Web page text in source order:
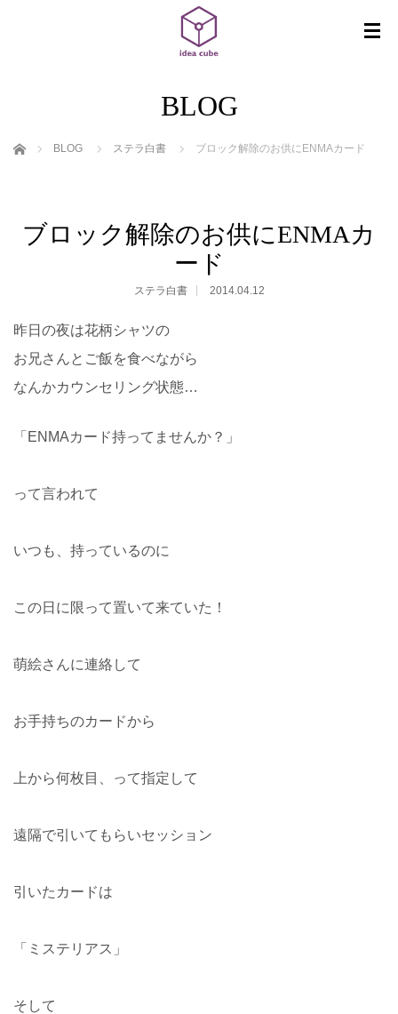
BLOG
ホーム BLOG ステラ白書 ブロック解除のお供にENMAカード
ブロック解除のお供にENMAカ
ード
ステラ白書 2014.04.12
昨日の夜は花柄シャツの
お兄さんとご飯を食べながら
なんかカウンセリング状態…
「ENMAカード持ってませんか？」
って言われて
いつも、持っているのに
この日に限って置いて来ていた！
萌絵さんに連絡して
お手持ちのカードから
上から何枚目、って指定して
遠隔で引いてもらいセッション
引いたカードは
「ミステリアス」
そして